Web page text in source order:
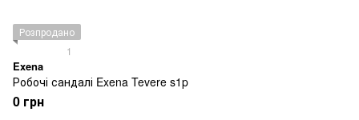
Розпродано
1
Exena
Робочі сандалі Exena Tevere s1p
0 грн